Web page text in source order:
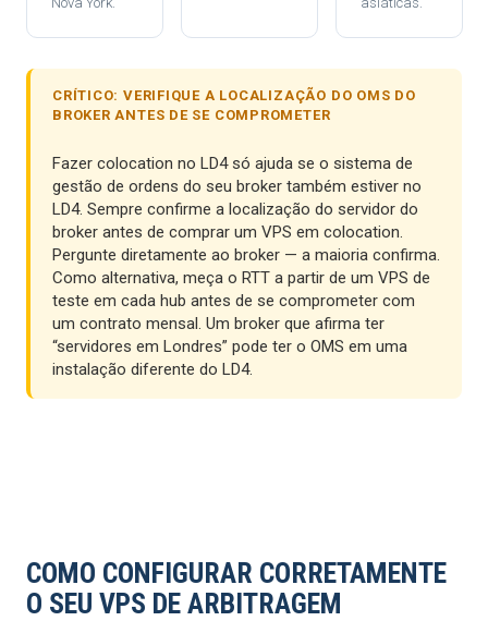
CRÍTICO: VERIFIQUE A LOCALIZAÇÃO DO OMS DO
BROKER ANTES DE SE COMPROMETER
Fazer colocation no LD4 só ajuda se o sistema de
gestão de ordens do seu broker também estiver no
LD4. Sempre confirme a localização do servidor do
broker antes de comprar um VPS em colocation.
Pergunte diretamente ao broker — a maioria confirma.
Como alternativa, meça o RTT a partir de um VPS de
teste em cada hub antes de se comprometer com
um contrato mensal. Um broker que afirma ter
“servidores em Londres” pode ter o OMS em uma
instalação diferente do LD4.
COMO CONFIGURAR CORRETAMENTE
O SEU VPS DE ARBITRAGEM